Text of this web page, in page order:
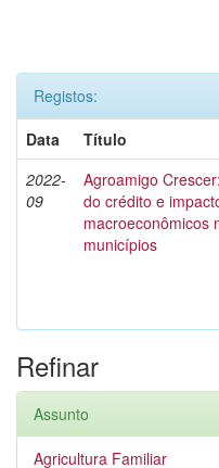
Registos:
Data
Título
2022-
09
Agroamigo
do crédito e
macroeconômicos
municípios
Refinar
Assunto
Agricultura Familiar